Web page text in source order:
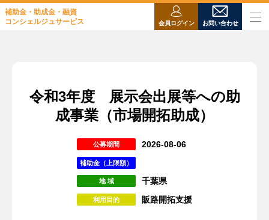
補助金・助成金・融資
コンシェルジュサービス
会員ログイン お問い合わせ
令和3年度 展示会出展等への助
成事業（市場開拓助成）
公募期間 2026-08-06
補助金（上限額）
地 域 千葉県
利用目的 販路開拓支援